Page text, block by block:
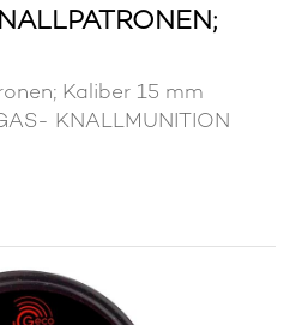
Kaliber 15 mm
KNALLMUNITION